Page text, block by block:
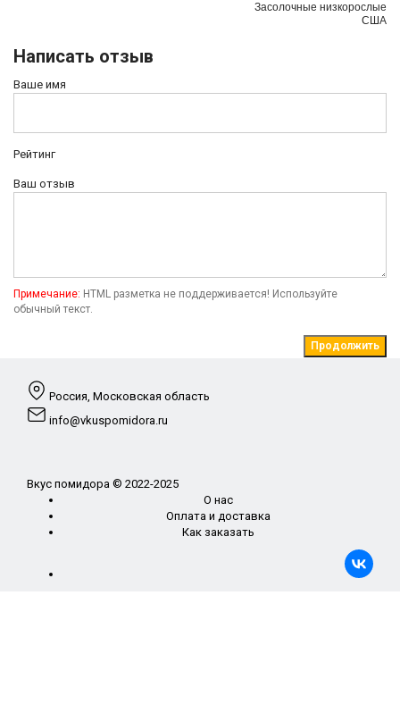
Засолочные низкорослые
США
Написать отзыв
Ваше имя
Рейтинг
Ваш отзыв
Примечание: HTML разметка не поддерживается! Используйте
обычный текст.
Продолжить
Россия, Московская область
info@vkuspomidora.ru
Вкус помидора © 2022-2025
О нас
Оплата и доставка
Как заказать